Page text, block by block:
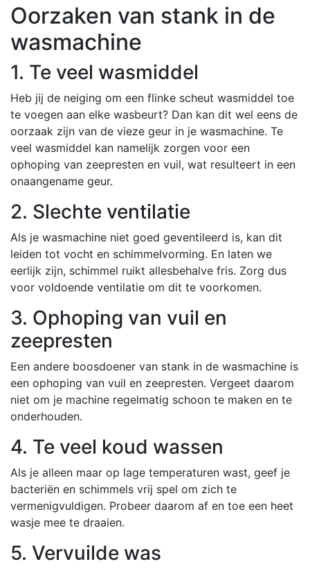
Oorzaken van stank in de
wasmachine
1. Te veel wasmiddel
Heb jij de neiging om een flinke scheut wasmiddel toe
te voegen aan elke wasbeurt? Dan kan dit wel eens de
oorzaak zijn van de vieze geur in je wasmachine. Te
veel wasmiddel kan namelijk zorgen voor een
ophoping van zeepresten en vuil, wat resulteert in een
onaangename geur.
2. Slechte ventilatie
Als je wasmachine niet goed geventileerd is, kan dit
leiden tot vocht en schimmelvorming. En laten we
eerlijk zijn, schimmel ruikt allesbehalve fris. Zorg dus
voor voldoende ventilatie om dit te voorkomen.
3. Ophoping van vuil en
zeepresten
Een andere boosdoener van stank in de wasmachine is
een ophoping van vuil en zeepresten. Vergeet daarom
niet om je machine regelmatig schoon te maken en te
onderhouden.
4. Te veel koud wassen
Als je alleen maar op lage temperaturen wast, geef je
bacteriën en schimmels vrij spel om zich te
vermenigvuldigen. Probeer daarom af en toe een heet
wasje mee te draaien.
5. Vervuilde was